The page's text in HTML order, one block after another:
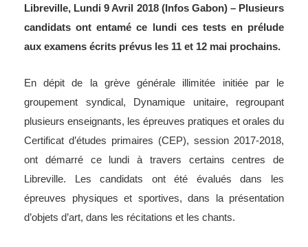
Libreville, Lundi 9 Avril 2018 (Infos Gabon) – Plusieurs
candidats ont entamé ce lundi ces tests en prélude
aux examens écrits prévus les 11 et 12 mai prochains.
En dépit de la grève générale illimitée initiée par le
groupement syndical, Dynamique unitaire, regroupant
plusieurs enseignants, les épreuves pratiques et orales du
Certificat d’études primaires (CEP), session 2017-2018,
ont démarré ce lundi à travers certains centres de
Libreville. Les candidats ont été évalués dans les
épreuves physiques et sportives, dans la présentation
d’objets d’art, dans les récitations et les chants.